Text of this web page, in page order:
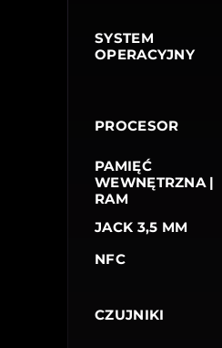
SYSTEM
OPERACYJNY
PROCESOR
PAMIĘĆ
WEWNĘTRZNA |
RAM
JACK 3,5 MM
NFC
CZUJNIKI